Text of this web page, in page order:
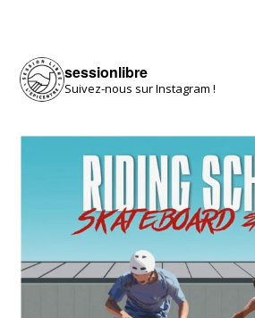
sessionlibre
Suivez-nous sur Instagram !